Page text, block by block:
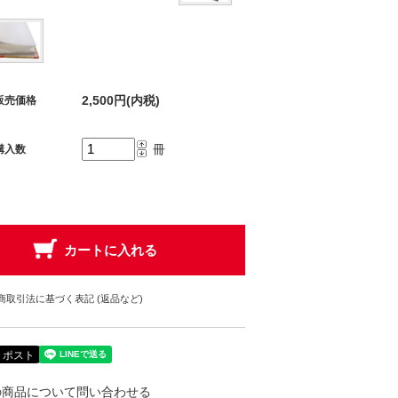
売価格 2,500円(内税)
入数 冊
取引法に基づく表記 (返品など)
品について問い合わせる